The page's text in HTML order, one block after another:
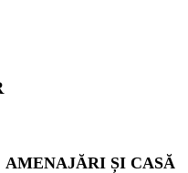
AMENAJĂRI ȘI CASĂ